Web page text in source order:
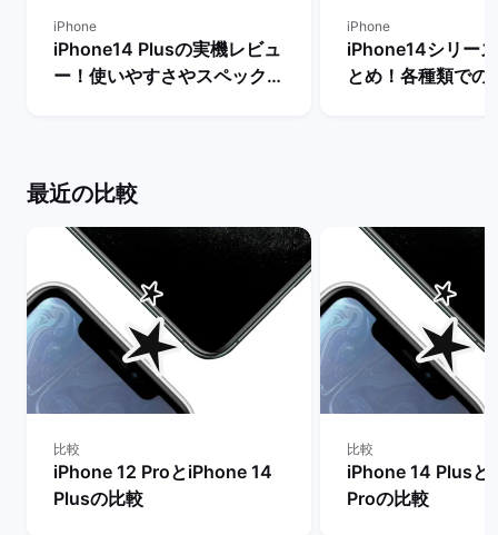
iPhone
iPhone14 Plusの実機レビュ
ー！使いやすさやスペック・
iPhone
iPhone14シリー
とめ！各種類での
最近の比較
比較
iPhone 12 ProとiPhone 14
Plusの比較
比較
iPhone 14 Plusと
Proの比較